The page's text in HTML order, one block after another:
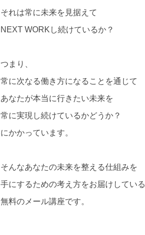
それは常に未来を見据えて
NEXT WORKし続けているか？
つまり、
常に次なる働き方になることを通じて
あなたが本当に行きたい未来を
常に実現し続けているかどうか？
にかかっています。
そんなあなたの未来を整える仕組みを
手にするための考え方をお届けしている
無料のメール講座です。